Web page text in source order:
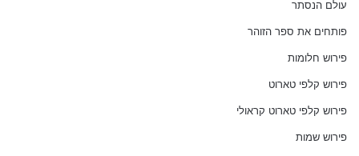
עולם הנסתר
פותחים את ספר הזוהר
פירוש חלומות
פירוש קלפי טארוט
פירוש קלפי טארוט קראולי
פירוש שמות